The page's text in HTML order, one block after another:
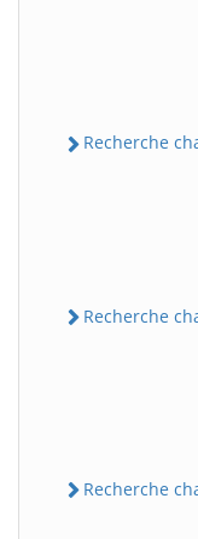
Recherche
Recherche
Recherche